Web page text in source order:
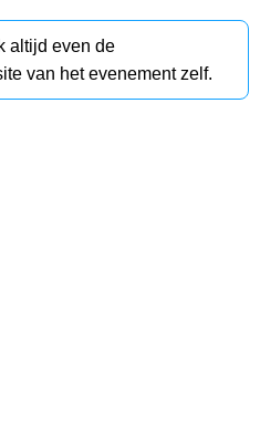
altijd even de
van het evenement zelf.